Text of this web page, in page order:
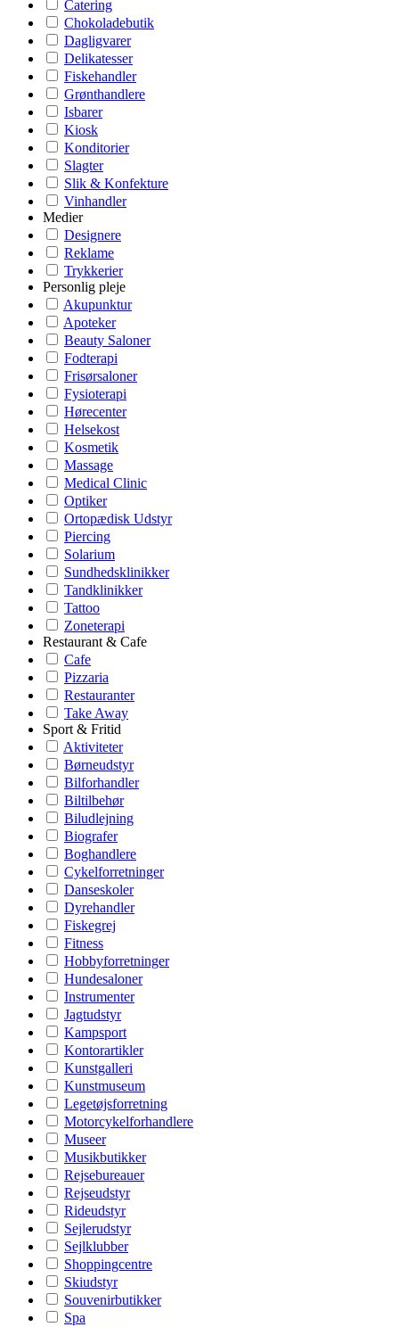
Catering
Chokoladebutik
Dagligvarer
Delikatesser
Fiskehandler
Grønthandlere
Isbarer
Kiosk
Konditorier
Slagter
Slik & Konfekture
Vinhandler
Medier
Designere
Reklame
Trykkerier
Personlig pleje
Akupunktur
Apoteker
Beauty Saloner
Fodterapi
Frisørsaloner
Fysioterapi
Hørecenter
Helsekost
Kosmetik
Massage
Medical Clinic
Optiker
Ortopædisk Udstyr
Piercing
Solarium
Sundhedsklinikker
Tandklinikker
Tattoo
Zoneterapi
Restaurant & Cafe
Cafe
Pizzaria
Restauranter
Take Away
Sport & Fritid
Aktiviteter
Børneudstyr
Bilforhandler
Biltilbehør
Biludlejning
Biografer
Boghandlere
Cykelforretninger
Danseskoler
Dyrehandler
Fiskegrej
Fitness
Hobbyforretninger
Hundesaloner
Instrumenter
Jagtudstyr
Kampsport
Kontorartikler
Kunstgalleri
Kunstmuseum
Legetøjsforretning
Motorcykelforhandlere
Museer
Musikbutikker
Rejsebureauer
Rejseudstyr
Rideudstyr
Sejlerudstyr
Sejlklubber
Shoppingcentre
Skiudstyr
Souvenirbutikker
Spa